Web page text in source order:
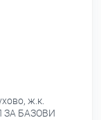
ж.к.
БАЗОВИ